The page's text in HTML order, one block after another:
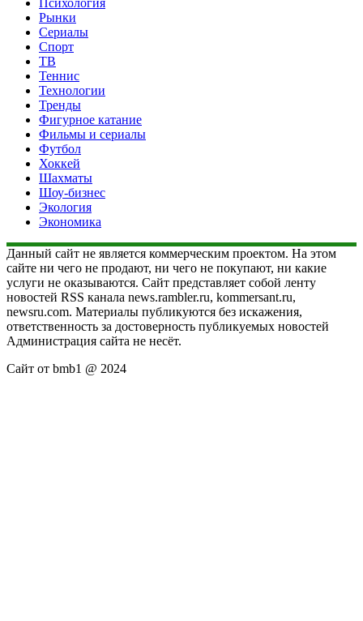
Рынки
Сериалы
Спорт
ТВ
Теннис
Технологии
Тренды
Фигурное катание
Фильмы и сериалы
Футбол
Хоккей
Шахматы
Шоу-бизнес
Экология
Экономика
Данный сайт не является коммерческим проектом. На этом
сайте ни чего не продают, ни чего не покупают, ни какие
услуги не оказываются. Сайт представляет собой ленту
новостей RSS канала news.rambler.ru, kommersant.ru,
newsru.com. Материалы публикуются без искажения,
ответственность за достоверность публикуемых новостей
Администрация сайта не несёт.
Сайт от bmb1 @ 2024